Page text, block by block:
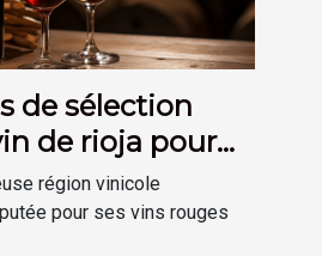
de sélection
de rioja pour
région vinicole
pour ses vins rouges